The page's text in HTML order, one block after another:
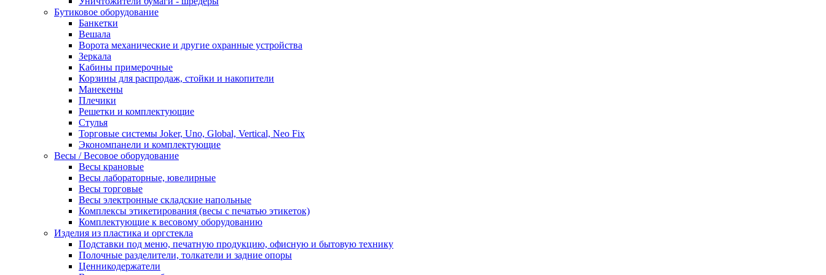
Бутиковое оборудование
Банкетки
Вешала
Ворота механические и другие охранные устройства
Зеркала
Кабины примерочные
Корзины для распродаж, стойки и накопители
Манекены
Плечики
Решетки и комплектующие
Стулья
Торговые системы Joker, Uno, Global, Vertical, Neo Fix
Экономпанели и комплектующие
Весы / Весовое оборудование
Весы крановые
Весы лабораторные, ювелирные
Весы торговые
Весы электронные складские напольные
Комплексы этикетирования (весы с печатью этикеток)
Комплектующие к весовому оборудованию
Изделия из пластика и оргстекла
Подставки под меню, печатную продукцию, офисную и бытовую технику
Полочные разделители, толкатели и задние опоры
Ценникодержатели